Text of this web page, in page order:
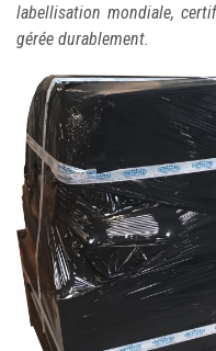
labellisation mondiale,
gérée durablement.